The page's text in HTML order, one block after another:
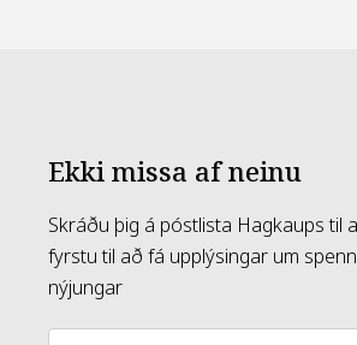
Ekki missa af neinu
Skráðu þig á póstlista Hagkaups til
fyrstu til að fá upplýsingar um
nýjungar